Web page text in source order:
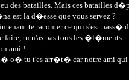
des batailles. Mais ces batailles
est la d�esse que vous servez ?
te raconter ce qui s'est pass�
faire, tu n'as pas tous les �l�ments.
ami !
o� tu t'es arr�t� car notre ami qui